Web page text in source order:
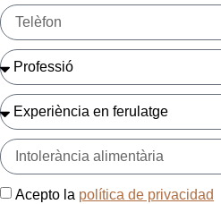
Acepto la política de privacidad